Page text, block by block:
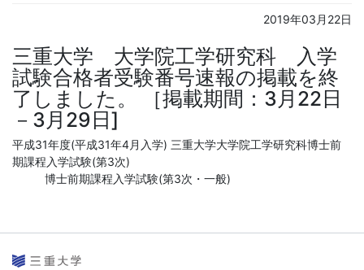
2019年03月22日
三重大学 大学院工学研究科 入学
試験合格者受験番号速報の掲載を終
了しました。 ［掲載期間：3月22日
－3月29日]
平成31年度(平成31年4月入学) 三重大学大学院工学研究科博士前
期課程入学試験(第3次)
博士前期課程入学試験(第3次・一般)